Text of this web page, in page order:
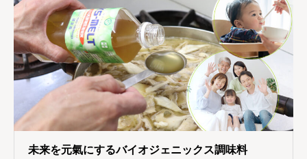
未来を元氣にするバイオジェニックス調味料